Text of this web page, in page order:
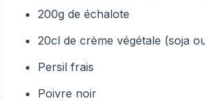
200g de échalote
20cl de crème végétale (soja
Persil frais
Poivre noir